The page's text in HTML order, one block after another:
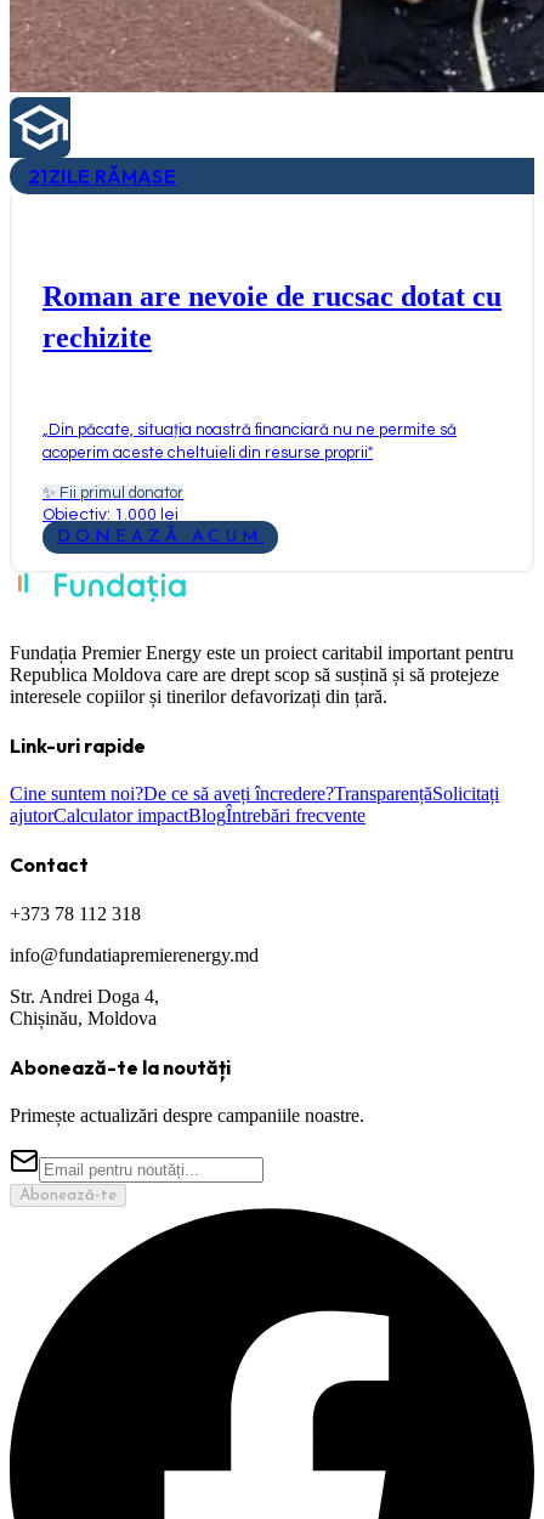
21ZILE RĂMASE
Roman are nevoie de rucsac dotat cu
rechizite
Din păcate, situația noastră financiară nu ne permite să
acoperim aceste cheltuieli din resurse proprii"
✨ Fii primul donator
Obiectiv: 1.000 lei
DONEAZĂ ACUM
Fundația Premier Energy este un proiect caritabil important pentru
Republica Moldova care are drept scop să susțină și să protejeze
interesele copiilor și tinerilor defavorizați din țară.
Link-uri rapide
Cine suntem noi?De ce să aveți încredere?TransparențăSolicitați
ajutorCalculator impactBlogÎntrebări frecvente
Contact
+373 78 112 318
info@fundatiapremierenergy.md
Str. Andrei Doga 4,
Chișinău, Moldova
Abonează-te la noutăți
Primește actualizări despre campaniile noastre.
Abonează-te